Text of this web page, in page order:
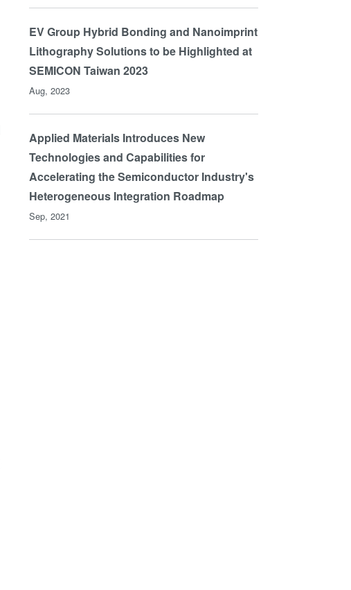
EV Group Hybrid Bonding and Nanoimprint
Lithography Solutions to be Highlighted at
SEMICON Taiwan 2023
Aug, 2023
Applied Materials Introduces New
Technologies and Capabilities for
Accelerating the Semiconductor Industry's
Heterogeneous Integration Roadmap
Sep, 2021